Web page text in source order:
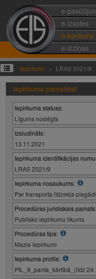
e-
e-izsoles
e-konkursi
e-izziņas
Iepirkumi LRAS 2021/9
Iepirkuma pamatdati
Iepirkuma statuss:
Līgums noslēgts
Izsludināts:
13.11.2021
Iepirkuma identifikācijas
LRAS 2021/9
Iepirkuma nosaukums:
Par transporta līdzekļa
Procedūras juridiskais pamats:
Publisko iepirkumu likums
Procedūras tips:
Mazie iepirkumi
Iepirkuma profils:
PIL_9_panta_kārtībā_(līdz